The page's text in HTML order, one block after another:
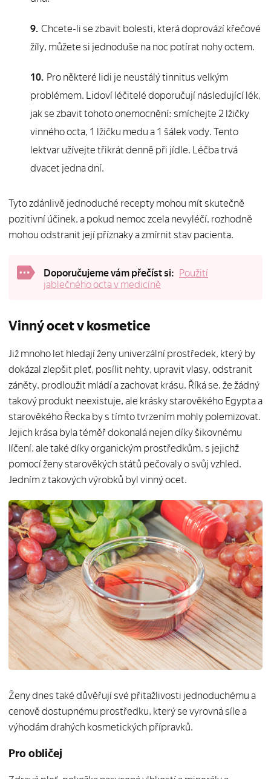
Chcete-li se zbavit bolesti, která doprovází křečové
žíly, můžete si jednoduše na noc potírat nohy octem.
Pro některé lidi je neustálý tinnitus velkým
problémem. Lidoví léčitelé doporučují následující lék,
jak se zbavit tohoto onemocnění: smíchejte 2 lžičky
vinného octa, 1 lžičku medu a 1 šálek vody. Tento
lektvar užívejte třikrát denně při jídle. Léčba trvá
dvacet jedna dní.
Tyto zdánlivě jednoduché recepty mohou mít skutečně
pozitivní účinek, a pokud nemoc zcela nevyléčí, rozhodně
mohou odstranit její příznaky a zmírnit stav pacienta.
Doporučujeme vám přečíst si: Použití
jablečného octa v medicíně
Vinný ocet v kosmetice
Již mnoho let hledají ženy univerzální prostředek, který by
dokázal zlepšit pleť, posílit nehty, upravit vlasy, odstranit
záněty, prodloužit mládí a zachovat krásu. Říká se, že žádný
takový produkt neexistuje, ale krásky starověkého Egypta a
starověkého Řecka by s tímto tvrzením mohly polemizovat.
Jejich krása byla téměř dokonalá nejen díky šikovnému
líčení, ale také díky organickým prostředkům, s jejichž
pomocí ženy starověkých států pečovaly o svůj vzhled.
Jedním z takových výrobků byl vinný ocet.
Ženy dnes také důvěřují své přitažlivosti jednoduchému a
cenově dostupnému prostředku, který se vyrovná síle a
výhodám drahých kosmetických přípravků.
Pro obličej